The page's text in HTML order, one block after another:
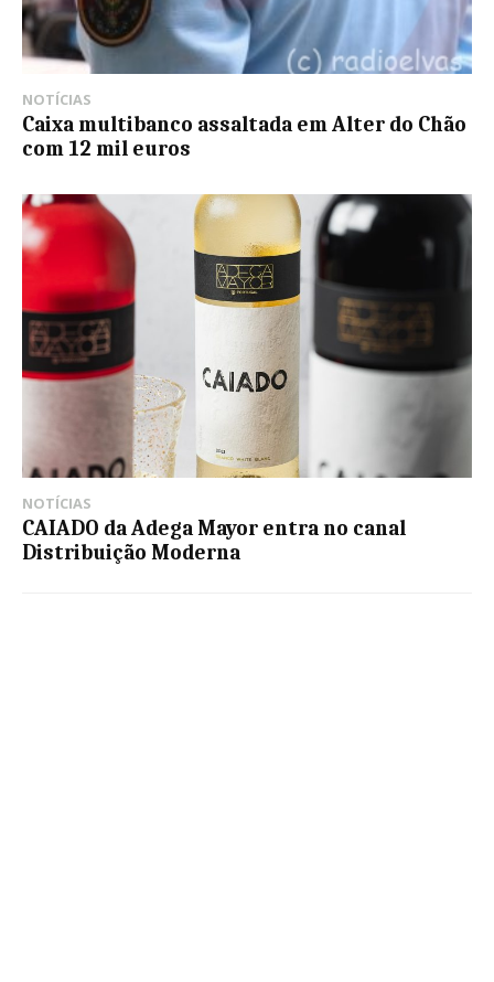
NOTÍCIAS
Caixa multibanco assaltada em Alter do Chão
com 12 mil euros
NOTÍCIAS
CAIADO da Adega Mayor entra no canal
Distribuição Moderna